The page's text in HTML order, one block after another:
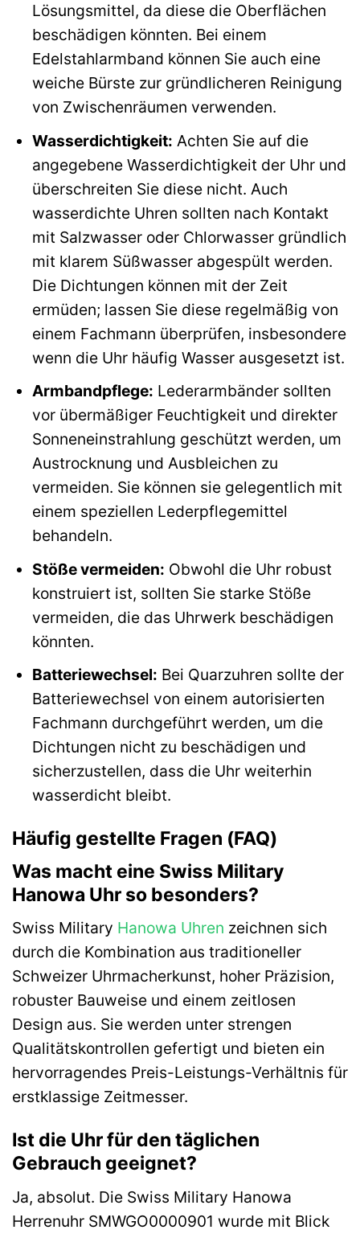
Lösungsmittel, da diese die Oberflächen
beschädigen könnten. Bei einem
Edelstahlarmband können Sie auch eine
weiche Bürste zur gründlicheren Reinigung
von Zwischenräumen verwenden.
Wasserdichtigkeit: Achten Sie auf die
angegebene Wasserdichtigkeit der Uhr und
überschreiten Sie diese nicht. Auch
wasserdichte Uhren sollten nach Kontakt
mit Salzwasser oder Chlorwasser gründlich
mit klarem Süßwasser abgespült werden.
Die Dichtungen können mit der Zeit
ermüden; lassen Sie diese regelmäßig von
einem Fachmann überprüfen, insbesondere
wenn die Uhr häufig Wasser ausgesetzt ist.
Armbandpflege: Lederarmbänder sollten
vor übermäßiger Feuchtigkeit und direkter
Sonneneinstrahlung geschützt werden, um
Austrocknung und Ausbleichen zu
vermeiden. Sie können sie gelegentlich mit
einem speziellen Lederpflegemittel
behandeln.
Stöße vermeiden: Obwohl die Uhr robust
konstruiert ist, sollten Sie starke Stöße
vermeiden, die das Uhrwerk beschädigen
könnten.
Batteriewechsel: Bei Quarzuhren sollte der
Batteriewechsel von einem autorisierten
Fachmann durchgeführt werden, um die
Dichtungen nicht zu beschädigen und
sicherzustellen, dass die Uhr weiterhin
wasserdicht bleibt.
Häufig gestellte Fragen (FAQ)
Was macht eine Swiss Military
Hanowa Uhr so besonders?
Swiss Military Hanowa Uhren zeichnen sich
durch die Kombination aus traditioneller
Schweizer Uhrmacherkunst, hoher Präzision,
robuster Bauweise und einem zeitlosen
Design aus. Sie werden unter strengen
Qualitätskontrollen gefertigt und bieten ein
hervorragendes Preis-Leistungs-Verhältnis für
erstklassige Zeitmesser.
Ist die Uhr für den täglichen
Gebrauch geeignet?
Ja, absolut. Die Swiss Military Hanowa
Herrenuhr SMWGO0000901 wurde mit Blick